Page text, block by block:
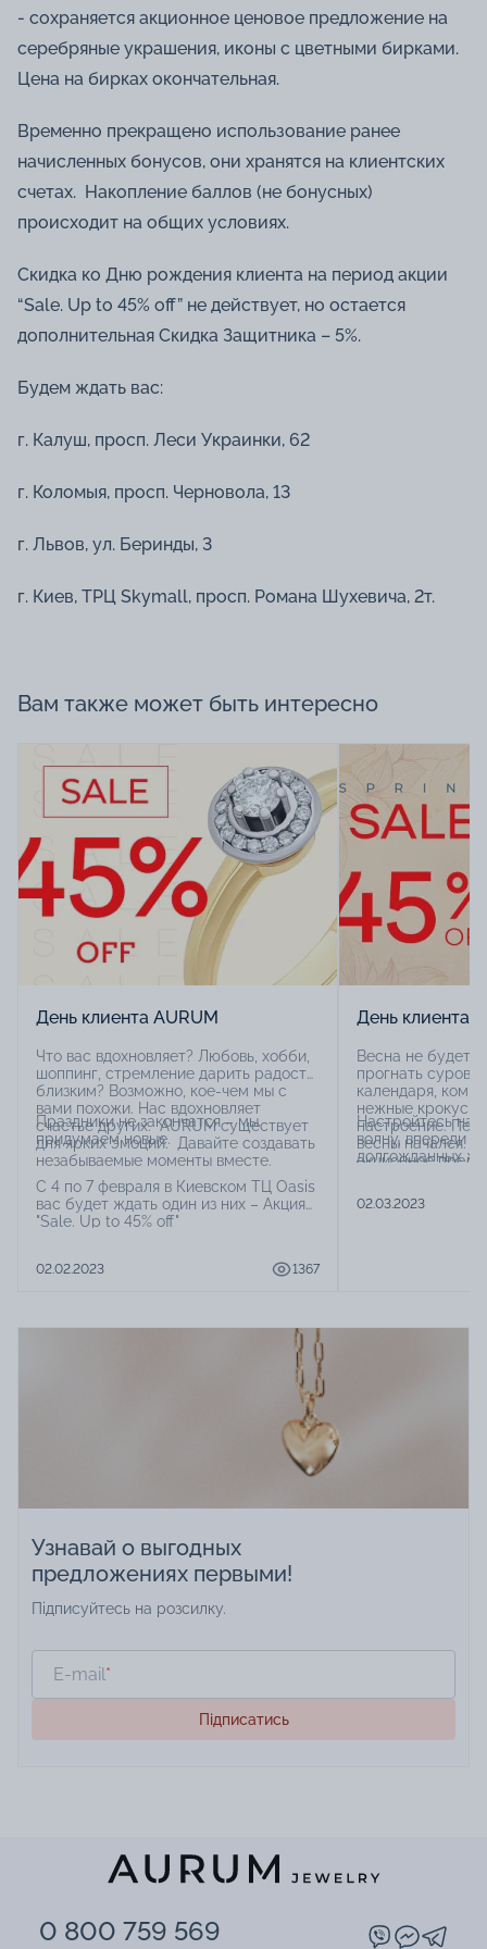
- сохраняется акционное ценовое предложение на
серебряные украшения, иконы с цветными бирками.
Цена на бирках окончательная.
Временно прекращено использование ранее
начисленных бонусов, они хранятся на клиентских
счетах. Накопление баллов (не бонусных)
происходит на общих условиях.
Скидка ко Дню рождения клиента на период акции
“Sale. Up to 45% off” не действует, но остается
дополнительная Скидка Защитника – 5%.
Будем ждать вас:
г. Калуш, просп. Леси Украинки, 62
г. Коломыя, просп. Черновола, 13
г. Львов, ул. Беринды, 3
г. Киев, ТРЦ Skymall, просп. Романа Шухевича, 2т.
Вам также может быть интересно
День клиента AURUM
Что вас вдохновляет? Любовь, хобби,
шоппинг, стремление дарить радость
близким? Возможно, кое-чем мы с
вами похожи. Нас вдохновляет
счастье других. AURUM существует
для ярких эмоций. Давайте создавать
незабываемые моменты вместе.
Праздники не закончатся – мы
придумаем новые.
С 4 по 7 февраля в Киевском ТЦ Oasis
вас будет ждать один из них – Акция
"Sale. Up to 45% off"
02.02.2023 1367
День клиента
Весна не будет
прогнать
календаря,
нежные крокусы,
настроение.
весны начался.
акционное
фирменных
Киеве и
Настройтесь на
волну, впереди –
долгожданных
02.03.2023
Узнавай о выгодных
предложениях первыми!
Підписуйтесь на розсилку.
E-mail*
Підписатись
0 800 759 569